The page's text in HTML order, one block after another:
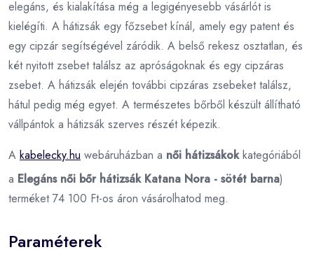
elegáns, és kialakítása még a legigényesebb vásárlót is
kielégíti. A hátizsák egy főzsebet kínál, amely egy patent és
egy cipzár segítségével záródik. A belső rekesz osztatlan, és
két nyitott zsebet találsz az apróságoknak és egy cipzáras
zsebet. A hátizsák elején további cipzáras zsebeket találsz,
hátul pedig még egyet. A természetes bőrből készült állítható
vállpántok a hátizsák szerves részét képezik.
A kabelecky.hu webáruházban a női hátizsákokkategóriából
a Elegáns női bőr hátizsák Katana Nora - sötét barna)
terméket 74 100 Ft-os áron vásárolhatod meg.
Paraméterek